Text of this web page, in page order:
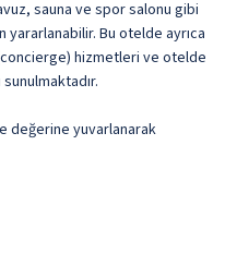
sauna ve spor salonu gibi
yararlanabilir. Bu otelde ayrıca
hizmetleri ve otelde
değerine yuvarlanarak